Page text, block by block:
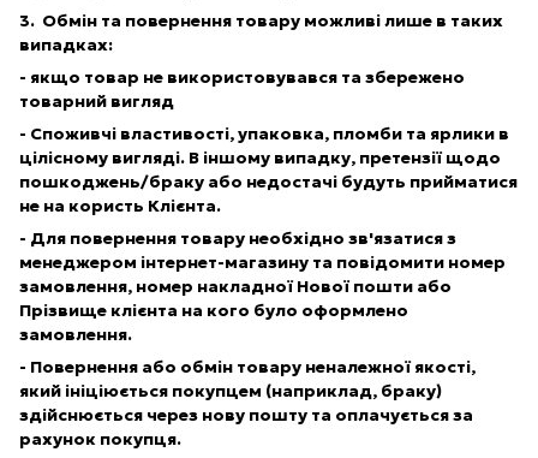
3. Обмін та повернення товару можливі лише в таких
випадках:
- якщо товар не використовувався та збережено
товарний вигляд
- Споживчі властивості, упаковка, пломби та ярлики в
цілісному вигляді. В іншому випадку, претензії щодо
пошкоджень/браку або недостачі будуть прийматися
не на користь Клієнта.
- Для повернення товару необхідно зв'язатися з
менеджером інтернет-магазину та повідомити номер
замовлення, номер накладної Нової пошти або
Прізвище клієнта на кого було оформлено
замовлення.
- Повернення або обмін товару неналежної якості,
який ініціюється покупцем (наприклад, браку)
здійснюється через нову пошту та оплачується за
рахунок покупця.